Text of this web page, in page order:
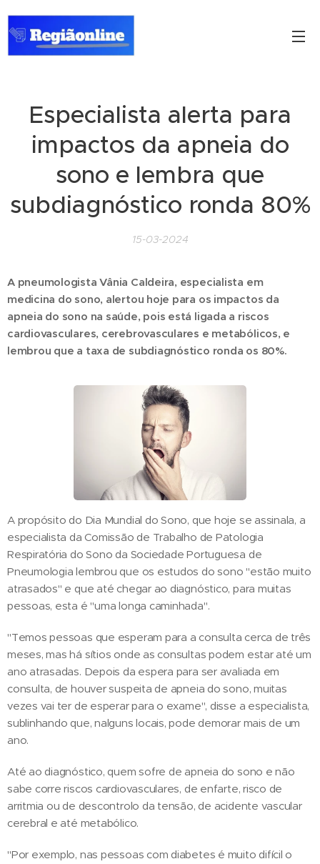
Especialista alerta para
impactos da apneia do
sono e lembra que
subdiagnóstico ronda 80%
15-03-2024
A pneumologista Vânia Caldeira, especialista em
medicina do sono, alertou hoje para os impactos da
apneia do sono na saúde, pois está ligada a riscos
cardiovasculares, cerebrovasculares e metabólicos, e
lembrou que a taxa de subdiagnóstico ronda os 80%.
A propósito do Dia Mundial do Sono, que hoje se assinala, a
especialista da Comissão de Trabalho de Patologia
Respiratória do Sono da Sociedade Portuguesa de
Pneumologia lembrou que os estudos do sono "estão muito
atrasados" e que até chegar ao diagnóstico, para muitas
pessoas, esta é "uma longa caminhada".
"Temos pessoas que esperam para a consulta cerca de três
meses, mas há sítios onde as consultas podem estar até um
ano atrasadas. Depois da espera para ser avaliada em
consulta, de houver suspeita de apneia do sono, muitas
vezes vai ter de esperar para o exame", disse a especialista,
sublinhando que, nalguns locais, pode demorar mais de um
ano.
Até ao diagnóstico, quem sofre de apneia do sono e não
sabe corre riscos cardiovasculares, de enfarte, risco de
arritmia ou de descontrolo da tensão, de acidente vascular
cerebral e até metabólico.
"Por exemplo, nas pessoas com diabetes é muito difícil o